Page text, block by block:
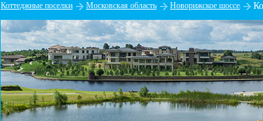
Коттеджные поселки Московская область Новорижское шоссе